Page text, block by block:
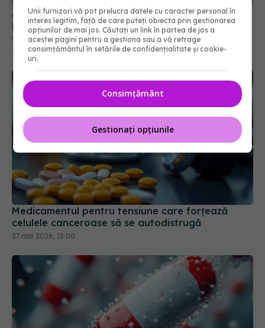
14 iul 2026, 18:23
Medicamentul pentru tensiune care forțează
celulele canceroase să se autodistrugă
27 mai 2026, 15:00
Unii furnizori vă pot prelucra datele cu caracter personal în
interes legitim, față de care puteți obiecta prin gestionarea
opțiunilor de mai jos. Căutați un link în partea de jos a
acestei pagini pentru a gestiona sau a vă retrage
consimțământul în setările de confidențialitate și cookie-
uri.
Consimțământ
Gestionați opțiunile